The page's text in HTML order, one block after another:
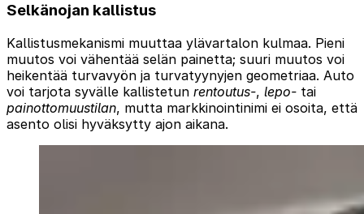
Selkänojan kallistus
Kallistusmekanismi muuttaa ylävartalon kulmaa. Pieni
muutos voi vähentää selän painetta; suuri muutos voi
heikentää turvavyön ja turvatyynyjen geometriaa. Auto
voi tarjota syvälle kallistetun rentoutus-, lepo- tai
painottomuustilan, mutta markkinointinimi ei osoita, että
asento olisi hyväksytty ajon aikana.